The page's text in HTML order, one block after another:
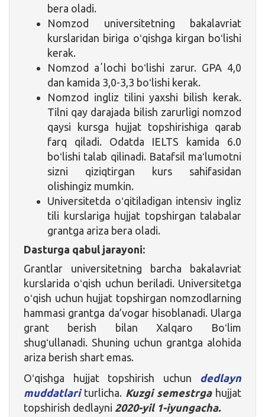
bera oladi.
Nomzod universitetning bakalavriat
kurslaridan biriga oʻqishga kirgan boʻlishi
kerak.
Nomzod aʼlochi boʻlishi zarur. GPA 4,0
dan kamida 3,0-3,3 boʻlishi kerak.
Nomzod ingliz tilini yaxshi bilish kerak.
Tilni qay darajada bilish zarurligi nomzod
qaysi kursga hujjat topshirishiga qarab
farq qiladi. Odatda IELTS kamida 6.0
boʻlishi talab qilinadi. Batafsil maʻlumotni
sizni qiziqtirgan kurs sahifasidan
olishingiz mumkin.
Universitetda oʻqitiladigan intensiv ingliz
tili kurslariga hujjat topshirgan talabalar
grantga ariza bera oladi.
Dasturga qabul jarayoni:
Grantlar universitetning barcha bakalavriat
kurslarida oʻqish uchun beriladi. Universitetga
oʻqish uchun hujjat topshirgan nomzodlarning
hammasi grantga da’vogar hisoblanadi. Ularga
grant berish bilan Xalqaro Boʻlim
shugʻullanadi. Shuning uchun grantga alohida
ariza berish shart emas.
Oʻqishga hujjat topshirish uchun dedlayn
muddatlariturlicha. Kuzgi semestrga hujjat
topshirish dedlayni 2020-yil 1-iyungacha.